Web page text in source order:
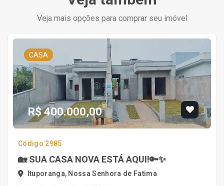
Veja mais opções para comprar seu imóvel
CASA
R$ 400.000,00
Código 2985
🏡 SUA CASA NOVA ESTÁ AQUI!🔑✨
Ituporanga, Nossa Senhora de Fatima